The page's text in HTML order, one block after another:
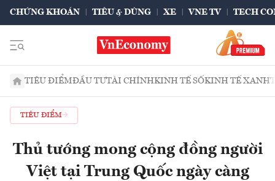
CHỨNG KHOÁN TIÊU & DÙNG XE VNE TV TECH
TIÊU ĐIỂMĐẦU TƯTÀI CHÍNHKINH TẾ SỐKINH TẾ XANH
TIÊU ĐIỂM
Thủ tướng mong cộng đồng người
Việt tại Trung Quốc ngày càng